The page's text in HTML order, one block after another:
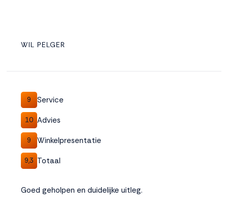
WIL PELGER
9 Service
10 Advies
9 Winkelpresentatie
9,3 Totaal
Goed geholpen en duidelijke uitleg.